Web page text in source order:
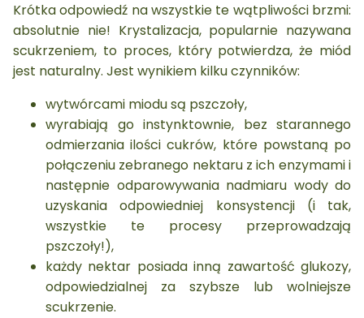
Krótka odpowiedź na wszystkie te wątpliwości brzmi:
absolutnie nie! Krystalizacja, popularnie nazywana
scukrzeniem, to proces, który potwierdza, że miód
jest naturalny. Jest wynikiem kilku czynników:
wytwórcami miodu są pszczoły,
wyrabiają go instynktownie, bez starannego
odmierzania ilości cukrów, które powstaną po
połączeniu zebranego nektaru z ich enzymami i
następnie odparowywania nadmiaru wody do
uzyskania odpowiedniej konsystencji (i tak,
wszystkie te procesy przeprowadzają
pszczoły!),
każdy nektar posiada inną zawartość glukozy,
odpowiedzialnej za szybsze lub wolniejsze
scukrzenie.